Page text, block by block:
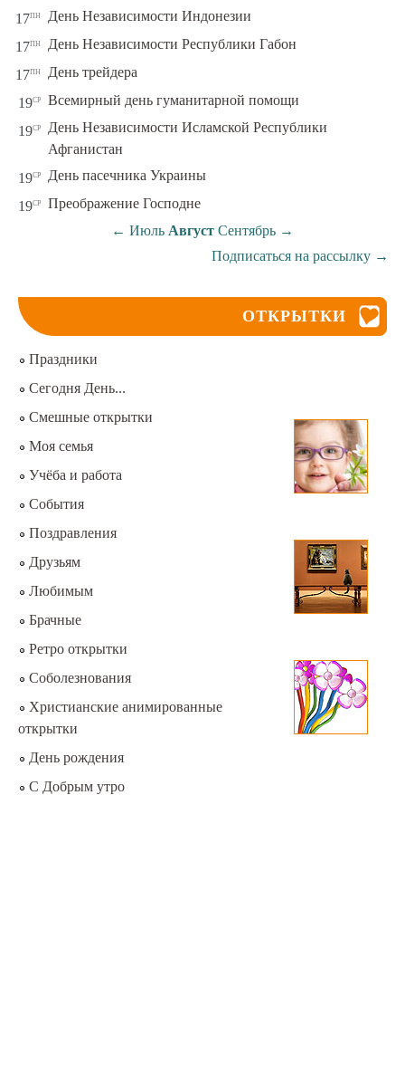
17пн День Независимости Индонезии
17пн День Независимости Республики Габон
17пн День трейдера
19ср Всемирный день гуманитарной помощи
19ср
День Независимости Исламской Республики
Афганистан
19ср День пасечника Украины
19ср Преображение Господне
← Июль Август Сентябрь →
Подписаться на рассылку →
ОТКРЫТКИ
Праздники
Сегодня День...
Смешные открытки
Моя семья
Учёба и работа
События
Поздравления
Друзьям
Любимым
Брачные
Ретро открытки
Соболезнования
Христианские анимированные
открытки
День рождения
С Добрым утро